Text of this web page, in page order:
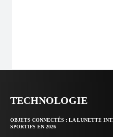
TECHNOLOGIE
OBJETS CONNECTÉS : LA LUNETTE
SPORTIFS EN 2026